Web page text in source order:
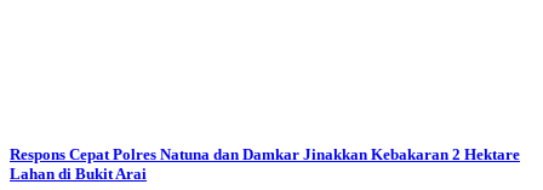
Respons Cepat Polres Natuna dan Damkar Jinakkan Kebakaran 2 Hektare
Lahan di Bukit Arai